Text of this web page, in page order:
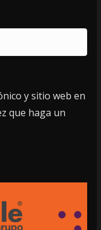
y sitio web en
que haga un